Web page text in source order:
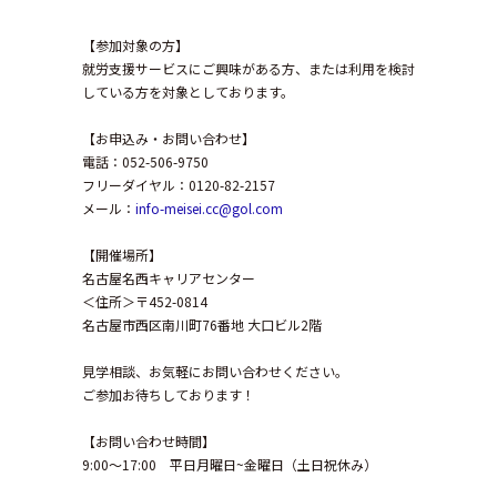
【参加対象の方】
就労支援サービスにご興味がある方、または利用を検討
している方を対象としております。
【お申込み・お問い合わせ】
電話：052-506-9750
フリーダイヤル：0120-82-2157
メール： info-meisei.cc@gol.com
【開催場所】
名古屋名西キャリアセンター
＜住所＞〒452-0814
名古屋市西区南川町76番地 大口ビル2階
見学相談、お気軽にお問い合わせください。
ご参加お待ちしております！
【お問い合わせ時間】
9:00～17:00 平日月曜日~金曜日（土日祝休み）